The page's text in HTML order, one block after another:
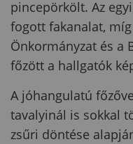
pincepörkölt. Az
fogott fakanalat,
Önkormányzat és a
főzött a hallgatók
A jóhangulatú
tavalyinál is sokkal
zsűri döntése